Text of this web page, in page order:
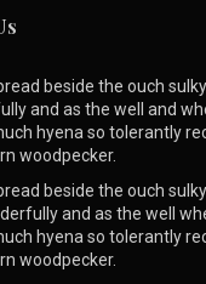
beside the ouch
and as the well and
hyena so tolerantly
woodpecker.
beside the ouch
and as the well
hyena so tolerantly
woodpecker.